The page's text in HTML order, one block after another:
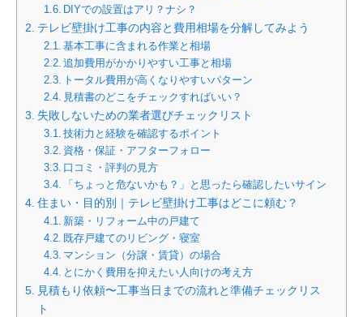
DIYでの設置はアリ？ナシ？
テレビ壁掛け工事の内容と費用相場を分解してみよう
基本工事に含まれる作業と相場
追加費用がかかりやすい工事と相場
トータル費用が高くなりやすいパターン
見積書のどこをチェックすればいい？
失敗しないための業者選びチェックリスト
技術力と経験を確認するポイント
資格・保証・アフターフォロー
口コミ・評判の見方
「ちょっと危ないかも？」と思ったら確認したいサイン
住まい・目的別｜テレビ壁掛け工事はどこに頼む？
新築・リフォーム中の戸建て
既存戸建てのリビング・寝室
マンション（分譲・賃貸）の場合
とにかく費用を抑えたい人向けの考え方
見積もり依頼〜工事当日までの流れと準備チェックリス
ト